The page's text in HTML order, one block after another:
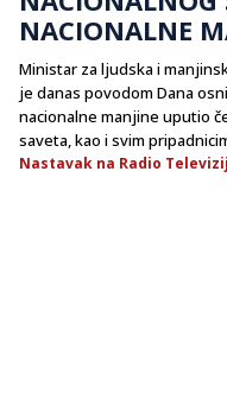
NACIONALNE
Ministar za ljudska i
je danas povodom Dana
nacionalne manjine uputio
saveta, kao i svim
Nastavak na Radio